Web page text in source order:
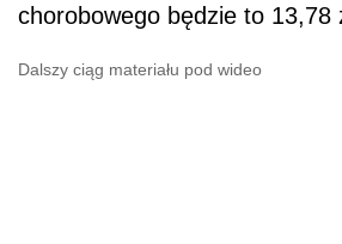
chorobowego będzie to 13,78
Dalszy ciąg materiału pod wideo